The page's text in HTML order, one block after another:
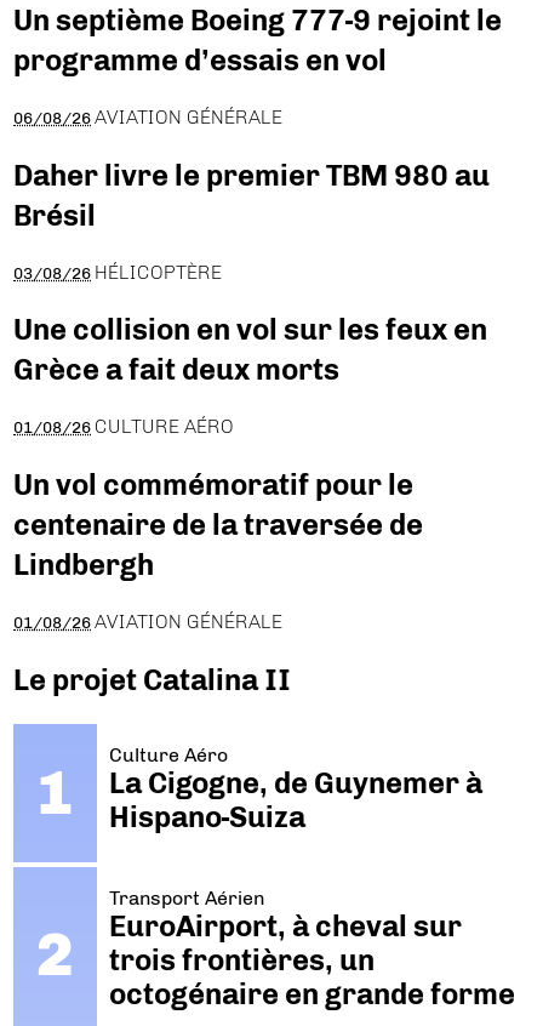
Un septième Boeing 777-9 rejoint le
programme d’essais en vol
06/08/26 AVIATION GÉNÉRALE
Daher livre le premier TBM 980 au
Brésil
03/08/26 HÉLICOPTÈRE
Une collision en vol sur les feux en
Grèce a fait deux morts
01/08/26 CULTURE AÉRO
Un vol commémoratif pour le
centenaire de la traversée de
Lindbergh
01/08/26 AVIATION GÉNÉRALE
Le projet Catalina II
Culture Aéro
La Cigogne, de Guynemer à
Hispano-Suiza
Transport Aérien
EuroAirport, à cheval sur
trois frontières, un
octogénaire en grande forme